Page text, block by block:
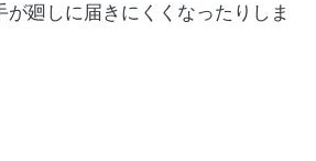
廻しに届きにくくなったりしま